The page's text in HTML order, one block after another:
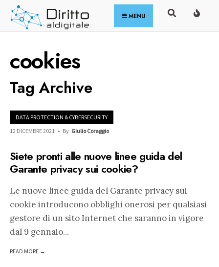
Skip
MENU
cookies
Tag Archive
DATA PROTECTION & CYBERSECURITY
12 DICEMBRE 2021 • By Giulio Coraggio
Siete pronti alle nuove linee guida del
Garante privacy sui cookie?
Le nuove linee guida del Garante privacy sui
cookie introducono obblighi onerosi per qualsiasi
gestore di un sito Internet che saranno in vigore
dal 9 gennaio...
READ MORE →